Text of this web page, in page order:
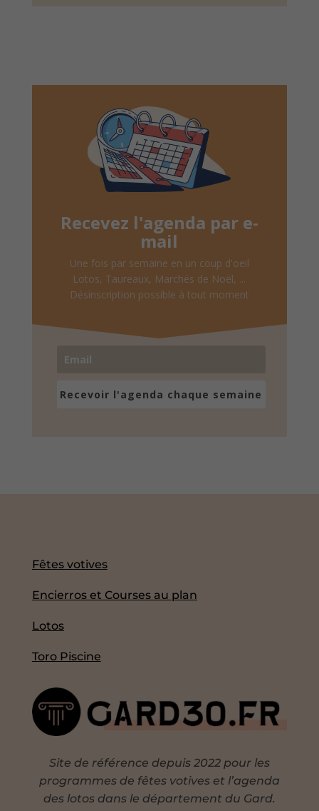
Recevez l'agenda par e-
mail
Une fois par semaine en un coup d'oeil
Lotos, Taureaux, Marchés de Noël, ...
Désinscription possible à tout moment
Recevoir l'agenda chaque semaine
Fêtes votives
Encierros et Courses au plan
Lotos
Toro Piscine
Site de référence depuis 2022 pour les
programmes de fêtes votives et l’agenda
des lotos dans le département du Gard.